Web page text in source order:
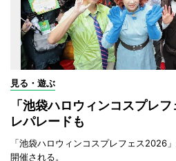
見る・遊ぶ
「池袋ハロウィンコスプレ
レパレードも
「池袋ハロウィンコスプレフェス2026
開催される。